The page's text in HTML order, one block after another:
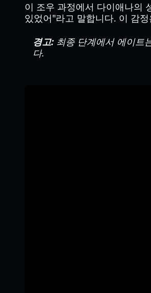
이 조우 과정에서 다이애나의
있었어"라고 말합니다. 이 감
경고: 최종 단계에서 에이트
다.